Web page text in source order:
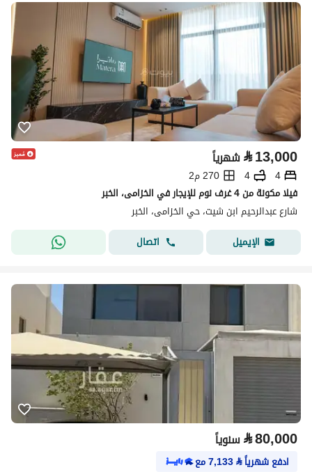
⃁13,000 شهرياً
4
4
270 م2
فيلا مكونة من 4 غرف نوم للإيجار في الخزامى، الخبر
شارع عبدالرحيم ابن شيت، حي الخزامى، الخبر
الإيميل
اتصال
⃁80,000 سنوياً
ادفع شهرياً⃁
7,133مع